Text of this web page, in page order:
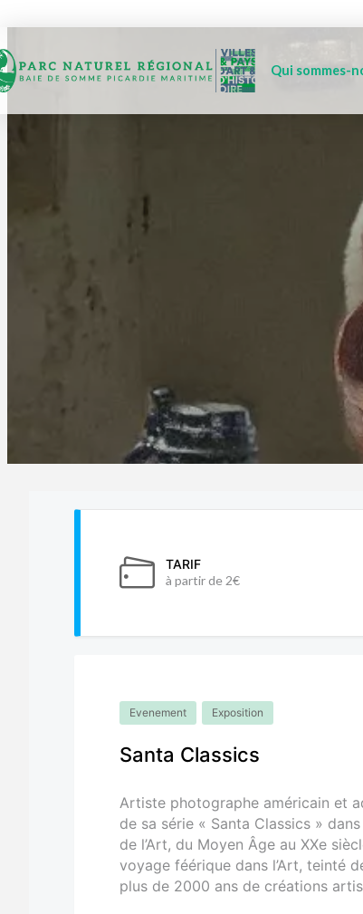
Qui sommes-
TARIF
à partir de 2€
Evenement Exposition
Santa Classics
Artiste photographe américain et
de sa série « Santa Classics »
de l’Art, du Moyen Âge au XXe
voyage féérique dans l’Art, teinté
plus de 2000 ans de créations